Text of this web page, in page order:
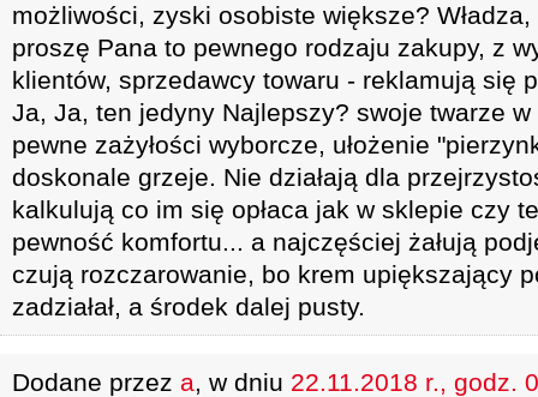
możliwości, zyski osobiste większe?
proszę Pana to pewnego rodzaju zakupy, z
klientów, sprzedawcy towaru - reklamują się
Ja, Ja, ten jedyny Najlepszy? swoje twarze w
pewne zażyłości wyborcze, ułożenie
doskonale grzeje. Nie działają dla
kalkulują co im się opłaca jak w sklepie czy
pewność komfortu... a najczęściej żałują
czują rozczarowanie, bo krem upiększający
zadziałał, a środek dalej pusty.
Dodane przez a, w dniu 22.11.2018 r., godz.